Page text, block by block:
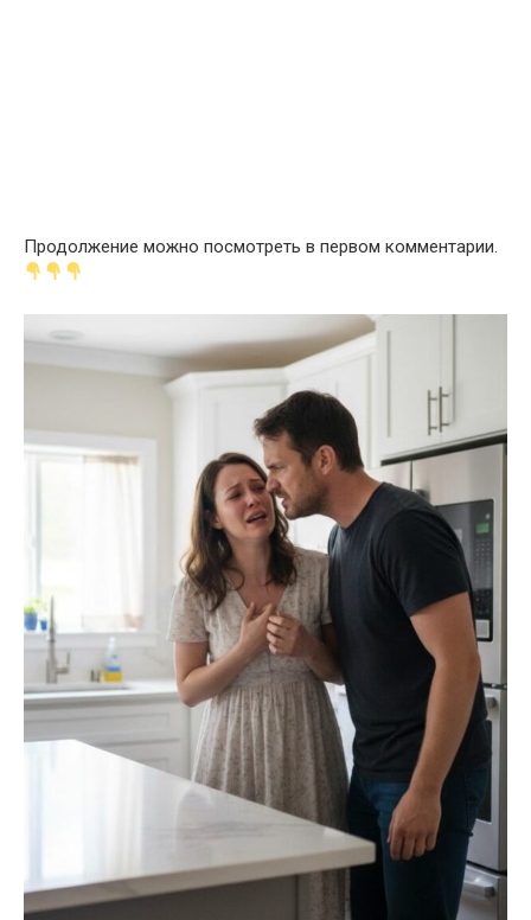
Продолжение можно посмотреть в первом комментарии.